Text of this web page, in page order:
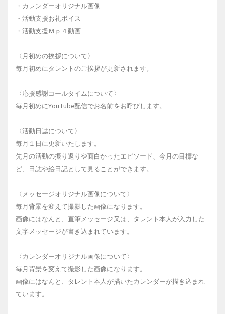
・カレンダーオリジナル画像
・活動支援お礼ボイス
・活動支援Ｍｐ４動画
〈月初めの挨拶について〉
毎月初めにタレントのご挨拶が更新されます。
〈応援感謝コールタイムについて〉
毎月初めにYouTube配信でお名前をお呼びします。
〈活動日誌について〉
毎月１日に更新いたします。
先月の活動の振り返りや面白かったエピソード、今月の目標な
ど、日誌や絵日記として見ることができます。
〈メッセージオリジナル画像について〉
毎月背景を変えて撮影した画像になります。
画像にはなんと、直筆メッセージ又は、タレント本人が入力した
文字メッセージが書き込まれています。
〈カレンダーオリジナル画像について〉
毎月背景を変えて撮影した画像になります。
画像にはなんと、タレント本人が描いたカレンダーが描き込まれ
ています。